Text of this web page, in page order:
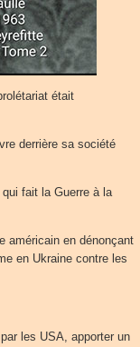
était
derrière sa société
fait la Guerre à la
américain en dénonçant
en Ukraine contre les
les USA, apporter un